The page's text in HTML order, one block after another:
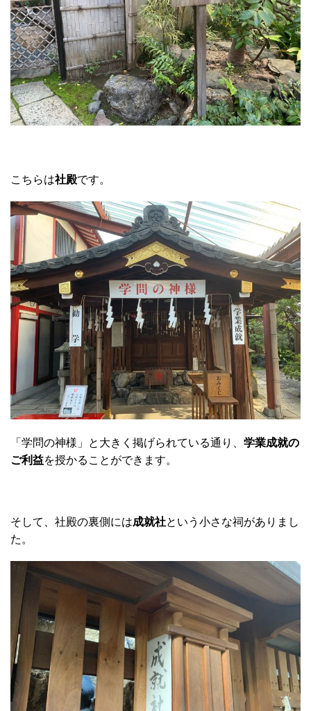
こちらは社殿です。
「学問の神様」と大きく掲げられている通り、 学業成就の
ご利益を授かることができます。
そして、社殿の裏側には成就社という小さな祠がありまし
た。